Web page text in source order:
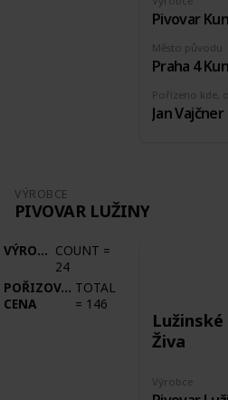
Pivovar
Pořízeno kde,
Jan Vajčner
Město původu
Praha 4
VÝROBCE
PIVOVAR LUŽINY
VÝROBCE COUNT =
24
POŘIZOVACÍ
CENA
TOTAL
= 146
Živa
Výrobce